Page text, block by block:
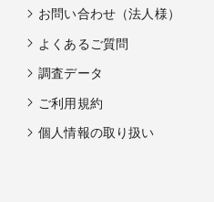
お問い合わせ（法人様）
よくあるご質問
調査データ
ご利用規約
個人情報の取り扱い